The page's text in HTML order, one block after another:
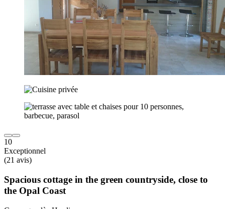
10
Exceptionnel
(21 avis)
Spacious cottage in the green countryside, close to
the Opal Coast